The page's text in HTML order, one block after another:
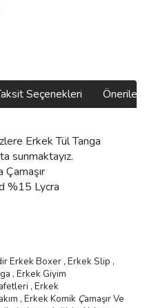
Seçenekleri
Erkek Tül Tanga
sunmaktayız.
Çamaşır
%15 Lycra
Erkek Boxer , Erkek Slip ,
, Erkek Giyim
, Erkek
ım , Erkek Komik Çamaşır Ve